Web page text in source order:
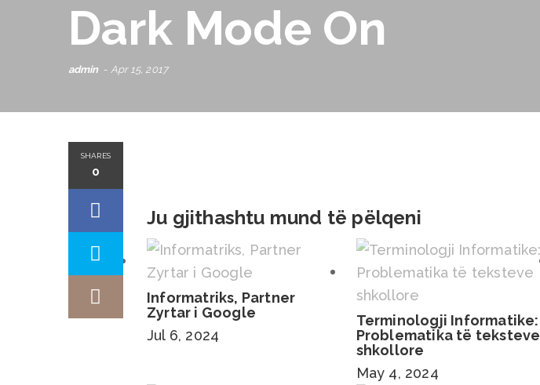
Dark Mode On
admin Apr 15, 2017
SHARES
0
Ju gjithashtu mund të pëlqeni
Informatriks, Partner
Zyrtar i Google
Jul 6, 2024
Terminologji Informatike:
Problematika të teksteve
shkollore
May 4, 2024